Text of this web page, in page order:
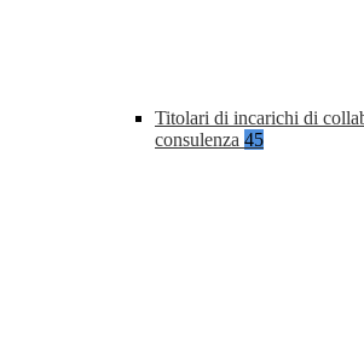
Titolari di incarichi di
consulenza 45